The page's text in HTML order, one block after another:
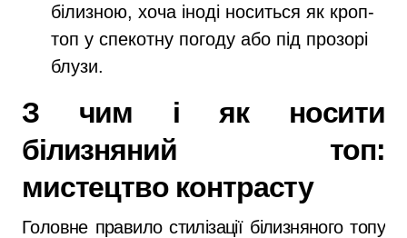
білизною, хоча іноді носиться як кроп-
топ у спекотну погоду або під прозорі
блузи.
З чим і як носити
білизняний топ:
мистецтво контрасту
Головне правило стилізації білизняного топу